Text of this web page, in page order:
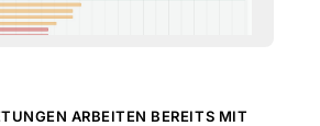
ARBEITEN BEREITS MIT